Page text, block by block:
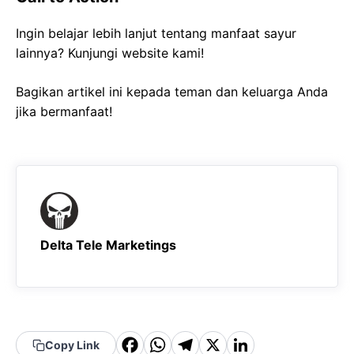
Ingin belajar lebih lanjut tentang manfaat sayur
lainnya? Kunjungi website kami!
Bagikan artikel ini kepada teman dan keluarga Anda
jika bermanfaat!
Delta Tele Marketings
Copy Link
F WT X Li